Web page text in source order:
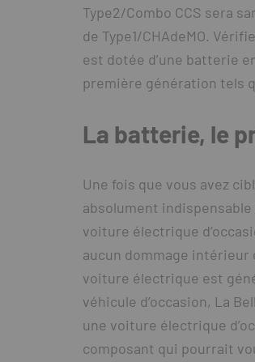
Type2/Combo CCS sera
de Type1/CHAdeMO.
est dotée d’une batterie
première génération tels
La batterie, le
Une fois que vous avez
absolument
voiture électrique
aucun dommage intérieur
voiture électrique est
véhicule d’occasion, La
une voiture électrique
composant qui pourrait